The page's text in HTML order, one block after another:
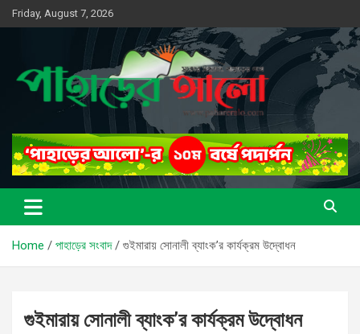
Skip
to
Friday, August 7, 2026
পাহাড়ের আলো
সত্যের সন্ধানে, পাহাড়ের পথে
Home পাহাড়ের সংবাদ গুইমারায় সোনালী ব্যাংক’র কার্যক্রম উদ্বোধন
গুইমারায় সোনালী ব্যাংক’র কার্যক্রম উদ্বোধন